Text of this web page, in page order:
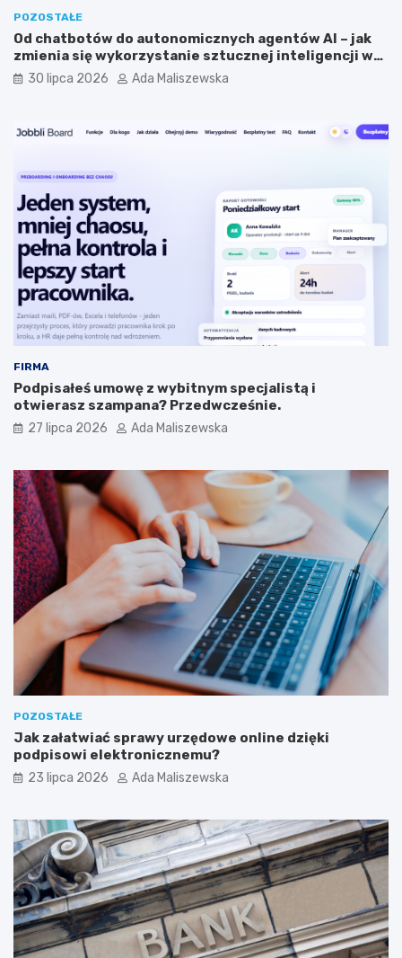
POZOSTAŁE
Od chatbotów do autonomicznych agentów AI – jak
zmienia się wykorzystanie sztucznej inteligencji w
biznesie?
30 lipca 2026 Ada Maliszewska
FIRMA
Podpisałeś umowę z wybitnym specjalistą i
otwierasz szampana? Przedwcześnie.
27 lipca 2026 Ada Maliszewska
POZOSTAŁE
Jak załatwiać sprawy urzędowe online dzięki
podpisowi elektronicznemu?
23 lipca 2026 Ada Maliszewska